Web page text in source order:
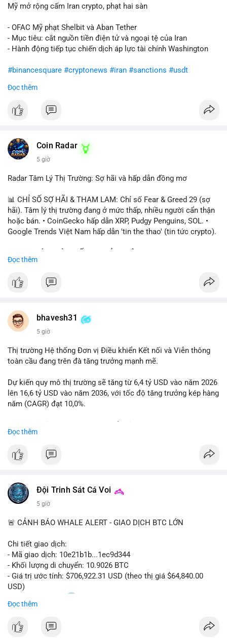
Mỹ mở rộng cấm Iran crypto, phạt hai sàn
- OFAC Mỹ phạt Shelbit và Aban Tether
- Mục tiêu: cắt nguồn tiền điện tử và ngoại tệ của Iran
- Hành động tiếp tục chiến dịch áp lực tài chính Washington
#binancesquare #cryptonews #iran #sanctions #usdt
$usdt
#vlikevn #titanbot
Đọc thêm
Coin Radar
5 giờ
Radar Tâm Lý Thị Trường: Sợ hãi và hấp dẫn đồng mơ
📊 CHỈ SỐ SỢ HÃI & THAM LAM: Chỉ số Fear & Greed 29 (sợ
hãi). Tâm lý thị trường đang ở mức thấp, nhiều người cẩn thận
hoặc bán. • CoinGecko hấp dẫn XRP, Pudgy Penguins, SOL. •
Google Trends Việt Nam hấp dẫn 'tin the thao' (tin tức crypto).
ONDO, CASHCAT. • Chủ đề 'tô thị ty na' (tỷ giá) và 'giao thông'
BTC breakout và lệnh long/short.
định crypto là 'vấn đề lớn' giúp giảm áp lực USD. • Binance hỗ
trợ cổ phiếu Apple/IBM. • Bài đăng hấp dẫn về $HFT, $SKYAI,
💡 NHẬN ĐỊNH & KHUYẾN NGHỊ: Tâm lý thị trường đang phân
coin (PENGU, CASHCAT) và tin cậy từ các dự án lớn (BTC,
SOL). Rủi ro tăng nếu không có thông tin rõ ràng về quy định.
Đọc thêm
bhavesh31
5 giờ
Thị trường Hệ thống Đơn vị Điều khiển Kết nối và Viễn thông
toàn cầu đang trên đà tăng trưởng mạnh mẽ.
Dự kiến quy mô thị trường sẽ tăng từ 6,4 tỷ USD vào năm 2026
lên 16,6 tỷ USD vào năm 2036, với tốc độ tăng trưởng kép hàng
năm (CAGR) đạt 10,0%.
trong các lĩnh vực ô tô, logistics và thiết bị thông minh.
Doanh nghiệp cần theo dõi xu hướng này để nắm bắt cơ hội
Đọc thêm
Đội Trinh Sát Cá Voi
5 giờ
🚨 CẢNH BÁO WHALE ALERT - GIAO DỊCH BTC LỚN
Chi tiết giao dịch:
- Mã giao dịch: 10e21b1b...1ec9d344
- Khối lượng di chuyển: 10.9026 BTC
- Giá trị ước tính: $706,922.31 USD (theo thị giá $64,840.00
USD)
- Thời gian: 18:20
Nhận định phân tích:
Giao dịch 10.9 BTC trị giá hơn 706 nghìn USD được thực hiện
Đọc thêm